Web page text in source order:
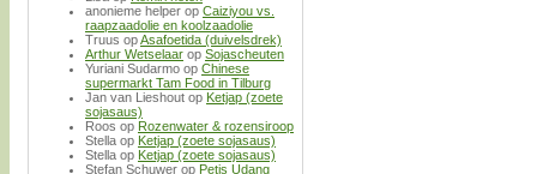
anonieme helper op Caiziyou vs.
raapzaadolie en koolzaadolie
Truus opAsafoetida (duivelsdrek)
Arthur Wetselaar op Sojascheuten
Yuriani Sudarmo op Chinese
supermarkt Tam Food in Tilburg
Jan van Lieshout op Ketjap (zoete
sojasaus)
Roos op Rozenwater & rozensiroop
Stella op Ketjap (zoete sojasaus)
Stella op Ketjap (zoete sojasaus)
Stefan Schuwer op Petis Udang